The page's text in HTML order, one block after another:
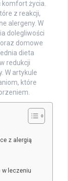
komfort życia.
z reakcji,
alergeny. W
dolegliwości
domowe
dieta
redukcji
W artykule
które
z alergią
leczeniu